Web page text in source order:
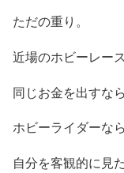
ただの重り。
近場のホビーレー
同じお金を出すな
ホビーライダーな
自分を客観的に見